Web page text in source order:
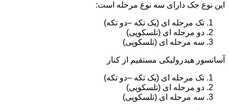
این نوع جک دارای سه نوع مرحله است:
تک مرحله ای (یک تکه –دو تکه)
دو مرحله ای (تلسکوپی)
سه مرحله ای (تلسکوپی)
آسانسور هیدرولیکی مستقیم از کنار
تک مرحله ای (یک تکه –دو تکه)
دو مرحله ای (تلسکوپی)
سه مرحله ای (تلسکوپی)